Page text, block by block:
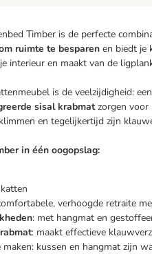
Timber is de perfecte
ruimte te besparen en biedt je
interieur en maakt van de
is de veelzijdigheid:
sisal krabmatzorgen voor
en tegelijkertijd zijn
in één oogopslag:
verhoogde retraite
: met hangmat en
: maakt effectieve
kussen en hangmat zijn